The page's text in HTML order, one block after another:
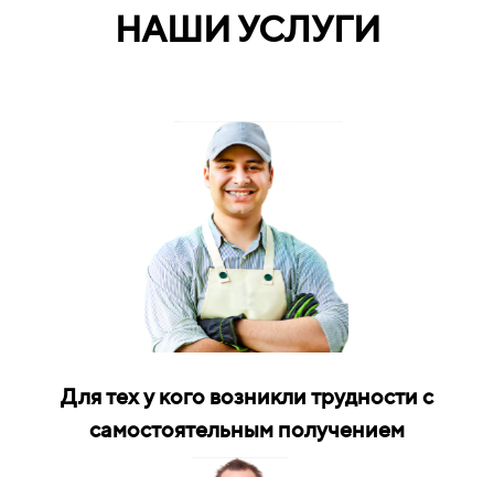
НАШИ УСЛУГИ
Для тех у кого возникли трудности с
самостоятельным получением